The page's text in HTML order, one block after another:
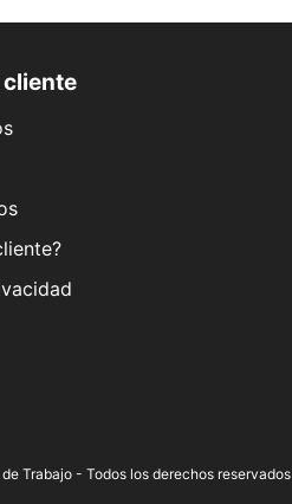
Trabajo - Todos los derechos reservados